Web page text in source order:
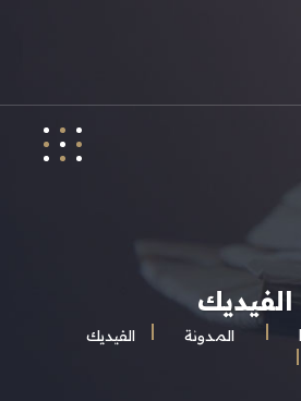
الفيديك
المـدونة
الفيديك